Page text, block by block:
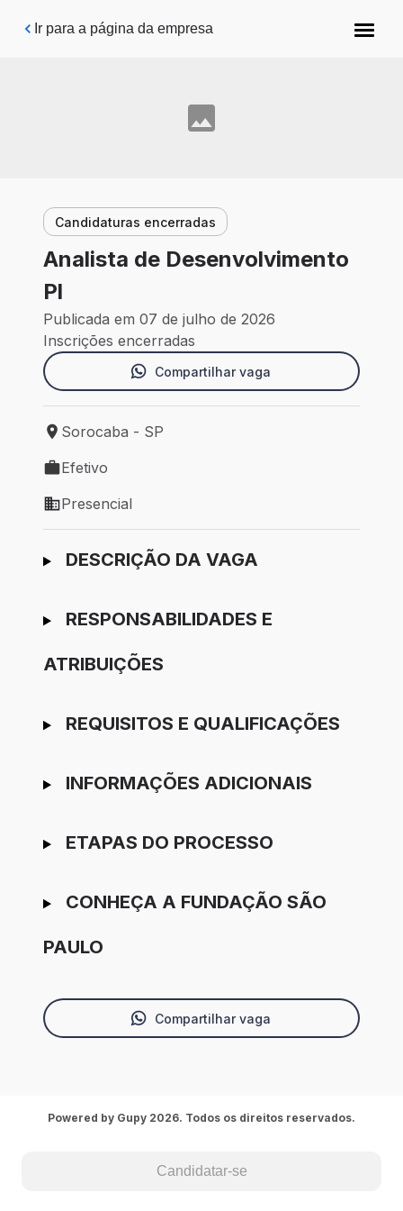
Pular para o conteúdo principal
Ir para a página da empresa
Candidaturas encerradas
Analista de Desenvolvimento
Pl
Publicada em 07 de julho de 2026
Inscrições encerradas
Compartilhar vaga
Local de trabalho: Sorocaba - SP
Sorocaba - SP
Tipo de vaga: Efetivo
Efetivo
Modelo de trabalho: Presencial
Presencial
Ir para candidatura
DESCRIÇÃO DA VAGA
RESPONSABILIDADES E
ATRIBUIÇÕES
REQUISITOS E QUALIFICAÇÕES
INFORMAÇÕES ADICIONAIS
ETAPAS DO PROCESSO
CONHEÇA A FUNDAÇÃO SÃO
PAULO
Compartilhar vaga
Candidatar-se
Powered by Gupy 2026. Todos os direitos reservados.